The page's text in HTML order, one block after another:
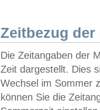
Zeitbezug der
Die Zeitangaben der
Zeit dargestellt. Dies
Wechsel im Sommer
können Sie die